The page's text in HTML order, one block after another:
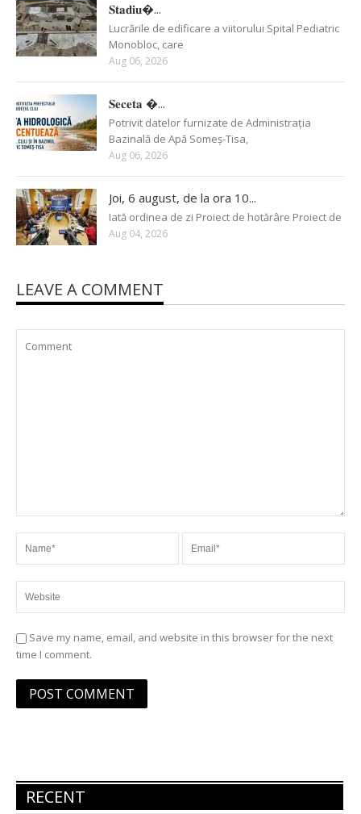
𝐒𝐭𝐚𝐝𝐢𝐮�...
Lucrările de edificare a viitorului Spital Pediatric
Monobloc, care
Aug 06, 2026
𝐒𝐞𝐜𝐞𝐭𝐚 �...
Potrivit datelor furnizate de Administrația
Bazinală de Apă Someș-Tisa,
Aug 06, 2026
Joi, 6 august, de la ora 10...
Iată ordinea de zi Proiect de hotărâre Proiect de
Aug 04, 2026
LEAVE A COMMENT
Save my name, email, and website in this browser for the next
time I comment.
RECENT